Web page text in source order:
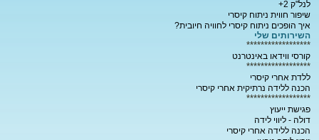
לנל"ק 2+
שיפור חווית ניתוח קיסרי
איך הופכים ניתוח קיסרי לחוויה חיובית?
השירותים שלי
******************
קורסי ווידאו באינטרנט
******************
ללדת אחרי קיסרי
הכנה ללידה נרתיקית אחרי קיסרי
******************
פגישת ייעוץ
דולה - ליווי לידה
הכנה ללידה אחרי קיסרי